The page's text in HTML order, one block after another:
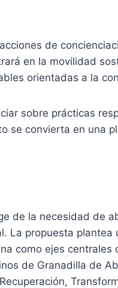
de
en la movilidad
orientadas a la
sobre prácticas
se convierta en una
de la necesidad de
La propuesta
como ejes
de Granadilla de